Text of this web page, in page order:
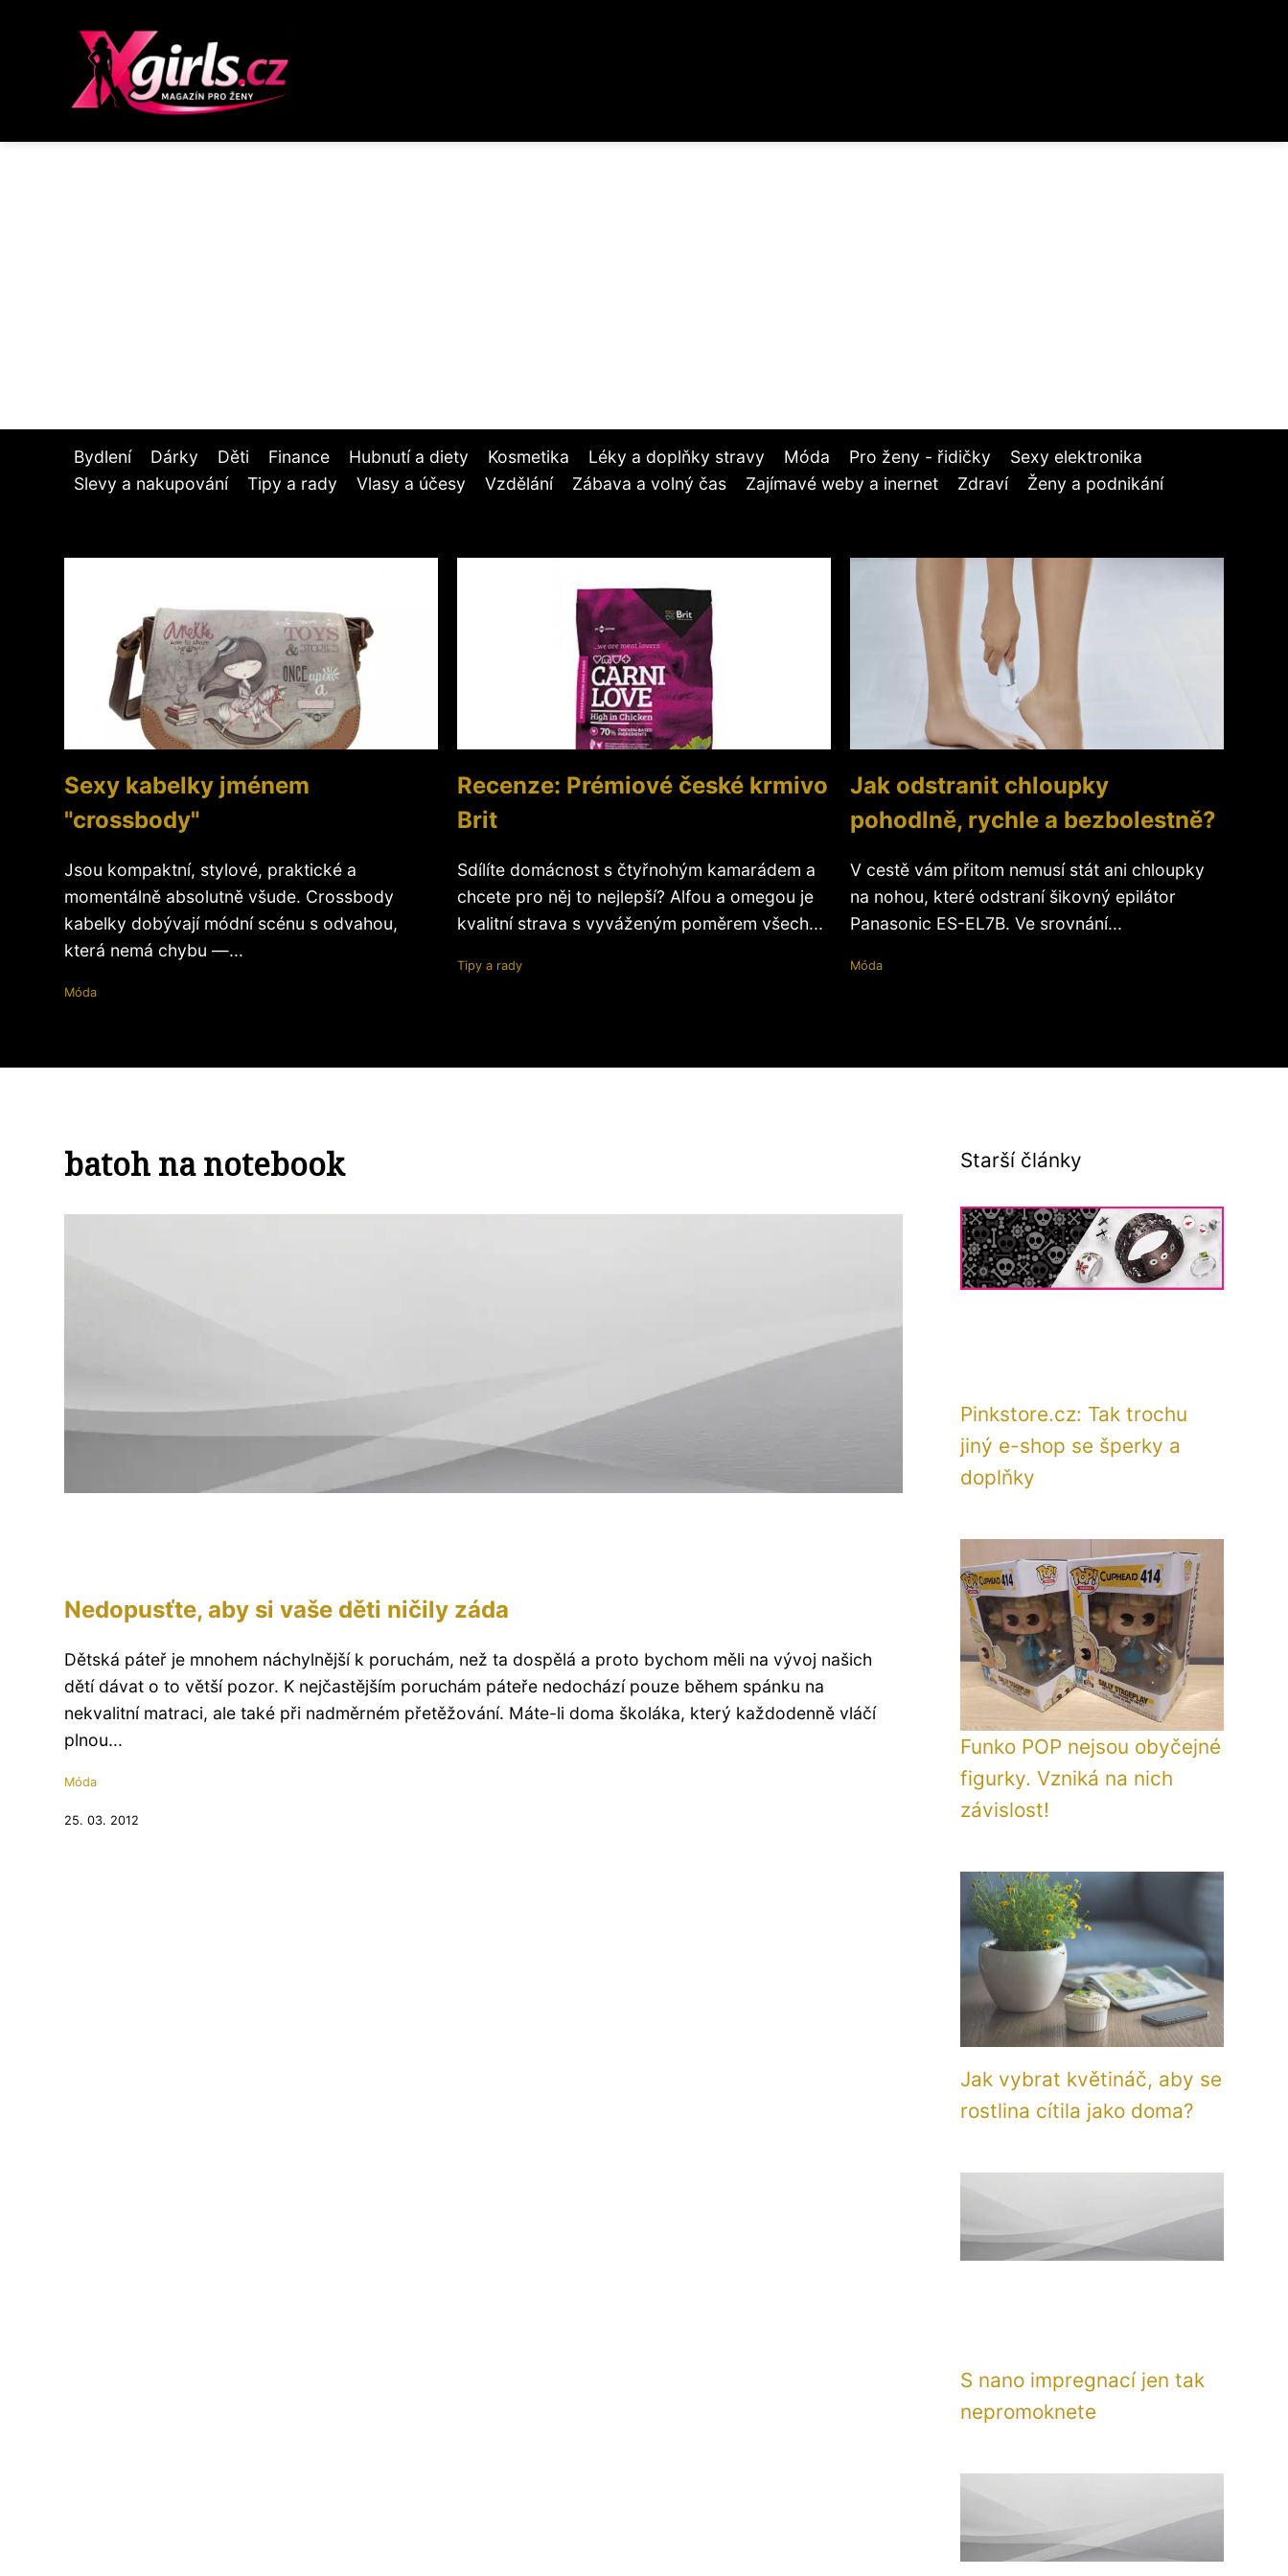
Bydlení Dárky Děti Finance Hubnutí a diety Kosmetika Léky a doplňky stravy Móda Pro ženy - řidičky
Sexy elektronika
Slevy a nakupování
Tipy a rady Vlasy a účesy Vzdělání Zábava a volný čas Zajímavé weby a inernet Zdraví Ženy a podnikání
Sexy kabelky jménem
"crossbody"
Jsou kompaktní, stylové, praktické a
momentálně absolutně všude. Crossbody
kabelky dobývají módní scénu s odvahou,
která nemá chybu —...
Móda
Recenze: Prémiové české krmivo
Brit
Sdílíte domácnost s čtyřnohým kamarádem a
chcete pro něj to nejlepší? Alfou a omegou je
kvalitní strava s vyváženým poměrem všech...
Tipy a rady
Jak odstranit chloupky
pohodlně, rychle a bezbolestně?
V cestě vám přitom nemusí stát ani chloupky
na nohou, které odstraní šikovný epilátor
Panasonic ES-EL7B. Ve srovnání...
Móda
batoh na notebook
Nedopusťte, aby si vaše děti ničily záda
Dětská páteř je mnohem náchylnější k poruchám, než ta dospělá a proto bychom měli na vývoj našich
dětí dávat o to větší pozor. K nejčastějším poruchám páteře nedochází pouze během spánku na
nekvalitní matraci, ale také při nadměrném přetěžování. Máte-li doma školáka, který každodenně vláčí
plnou...
Móda
25. 03. 2012
Starší články
Pinkstore.cz: Tak trochu
jiný e-shop se šperky a
doplňky
Funko POP nejsou obyčejné
figurky. Vzniká na nich
závislost!
Jak vybrat květináč, aby se
rostlina cítila jako doma?
S nano impregnací jen tak
nepromoknete